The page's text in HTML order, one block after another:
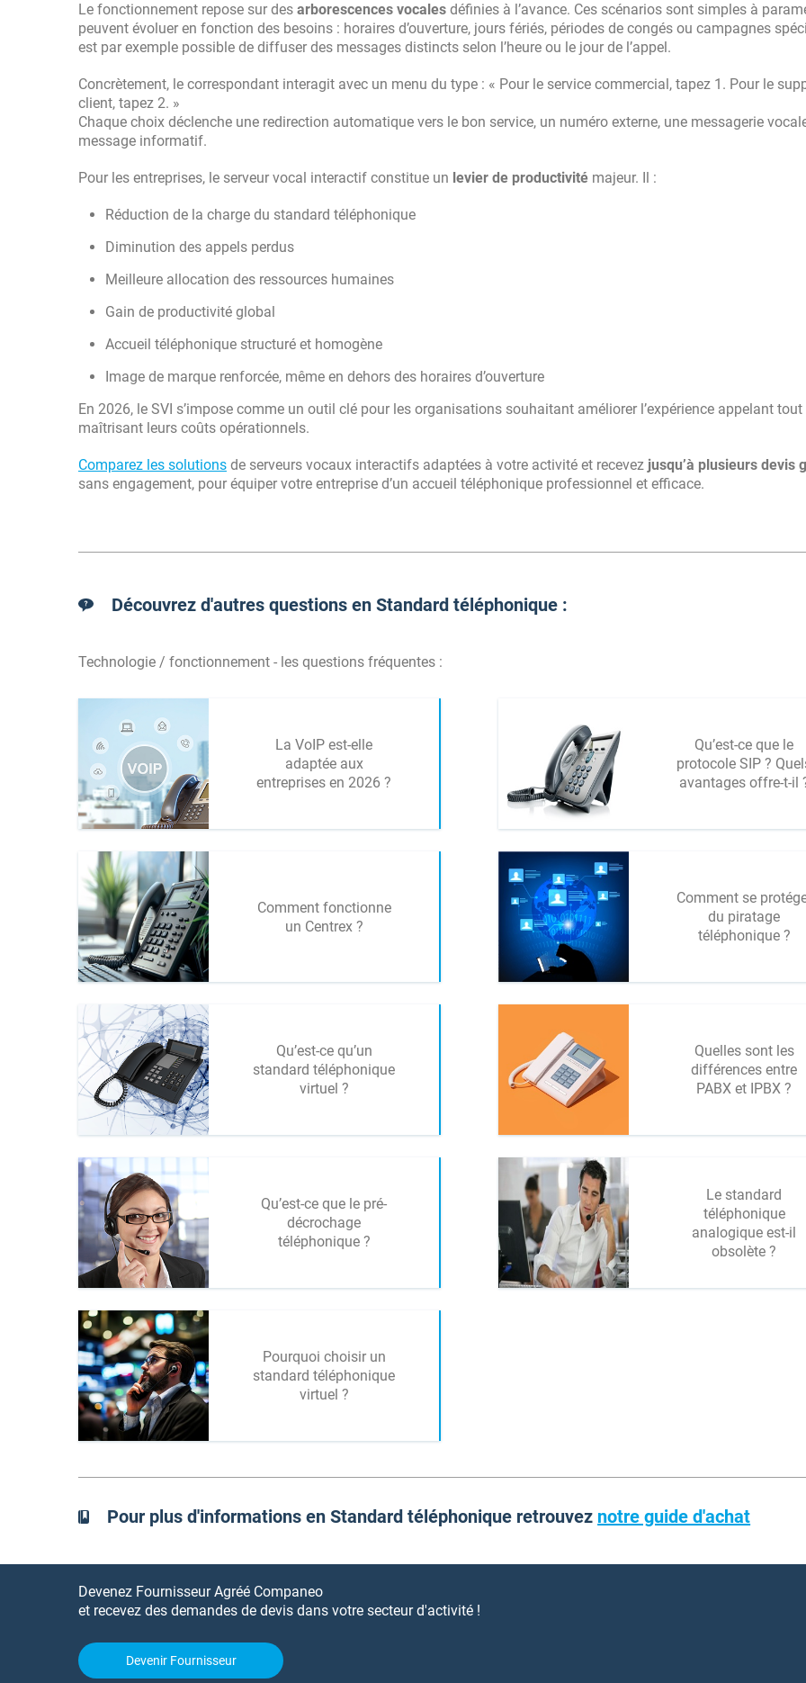
Le fonctionnement repose sur des arborescences vocales définies à l’avance. Ces scénarios sont simples à
peuvent évoluer en fonction des besoins : horaires d’ouverture, jours fériés, périodes de congés ou campagnes
est par exemple possible de diffuser des messages distincts selon l’heure ou le jour de l’appel.
Concrètement, le correspondant interagit avec un menu du type : « Pour le service commercial, tapez 1. Pour le
client, tapez 2. »
Chaque choix déclenche une redirection automatique vers le bon service, un numéro externe, une messagerie
message informatif.
Pour les entreprises, le serveur vocal interactif constitue un levier de productivité majeur. Il :
Réduction de la charge du standard téléphonique
Diminution des appels perdus
Meilleure allocation des ressources humaines
Gain de productivité global
Accueil téléphonique structuré et homogène
Image de marque renforcée, même en dehors des horaires d’ouverture
En 2026, le SVI s’impose comme un outil clé pour les organisations souhaitant améliorer l’expérience appelant tout
maîtrisant leurs coûts opérationnels.
Comparez les solutions de serveurs vocaux interactifs adaptées à votre activité et recevez jusqu’à plusieurs devis
sans engagement, pour équiper votre entreprise d’un accueil téléphonique professionnel et efficace.
Découvrez d'autres questions en Standard téléphonique :
Technologie / fonctionnement - les questions fréquentes :
La VoIP est-elle
adaptée aux
entreprises en 2026 ?
Qu’est-ce que le
protocole SIP ?
avantages offre-t-il
Comment fonctionne
un Centrex ?
Comment se
du piratage
téléphonique ?
Qu’est-ce qu’un
standard téléphonique
virtuel ?
Quelles sont les
différences entre
PABX et IPBX ?
Qu’est-ce que le pré-
décrochage
téléphonique ?
Le standard
téléphonique
analogique est-il
obsolète ?
Pourquoi choisir un
standard téléphonique
virtuel ?
Pour plus d'informations en Standard téléphonique retrouvez notre guide d'achat
Devenez Fournisseur Agréé Companeo
et recevez des demandes de devis dans votre secteur d'activité !
Devenir Fournisseur